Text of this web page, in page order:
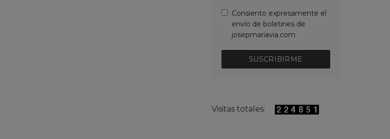
Consiento expresamente el
envío de boletines de
josepmariavia.com
SUSCRIBIRME
Visitas totales: